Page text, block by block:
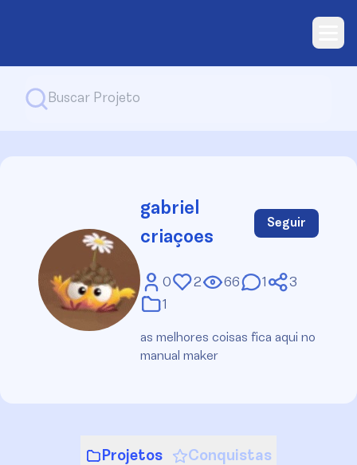
gabriel
criaçoes
Seguir
0 2 66 1
3
1
as melhores coisas fica aqui no
manual maker
Projetos Conquistas